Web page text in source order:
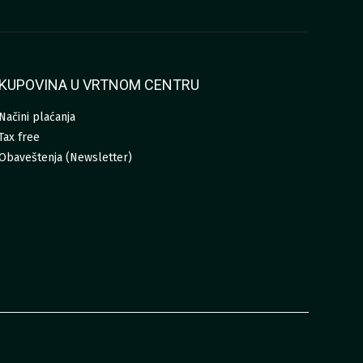
U VRTNOM CENTRU
plaćanja
free
(Newsletter)